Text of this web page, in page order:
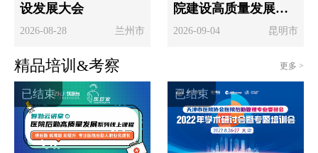
设发展大会
2026-08-28 兰州市
院建设高质量发展大
会
2026-09-04 昆明市
精品培训&考察 更多 >
已结束 已结束